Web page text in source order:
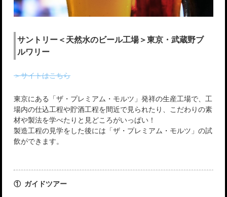
サントリー＜天然水のビール工場＞東京・武蔵野ブ
ルワリー
＞サイトはこちら
東京にある「ザ・プレミアム・モルツ」発祥の生産工場で、工
場内の仕込工程や貯酒工程を間近で見られたり、こだわりの素
材や製法を学べたりと見どころがいっぱい！
製造工程の見学をした後には「ザ・プレミアム・モルツ」の試
飲ができます。
① ガイドツアー